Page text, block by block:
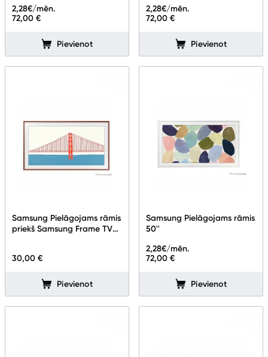
72,00 €
2,28€/mēn.
Pievienot
72,00 €
2,28€/mēn.
Pievienot
Samsung Pielāgojams rāmis
priekš Samsung Frame TV
30,00 €
Pievienot
Samsung Pielāgojams rāmis
50''
72,00 €
2,28€/mēn.
Pievienot